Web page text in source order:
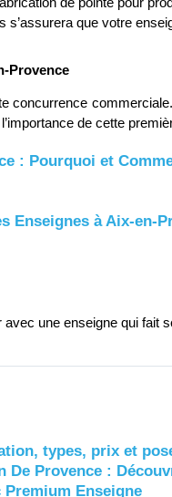
s’assurera que votre
Provence
concurrence
de cette
: Pourquoi et
Enseignes à Aix-en-
une enseigne qui
types, prix et
De Provence :
Premium Enseigne